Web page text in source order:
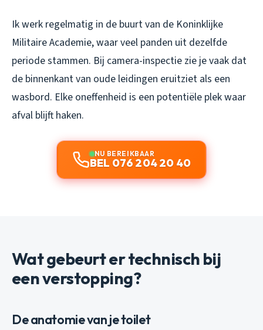
Ik werk regelmatig in de buurt van de Koninklijke
Militaire Academie, waar veel panden uit dezelfde
periode stammen. Bij camera-inspectie zie je vaak dat
de binnenkant van oude leidingen eruitziet als een
wasbord. Elke oneffenheid is een potentiële plek waar
afval blijft haken.
NU BEREIKBAAR
BEL 076 204 20 40
Wat gebeurt er technisch bij
een verstopping?
De anatomie van je toilet